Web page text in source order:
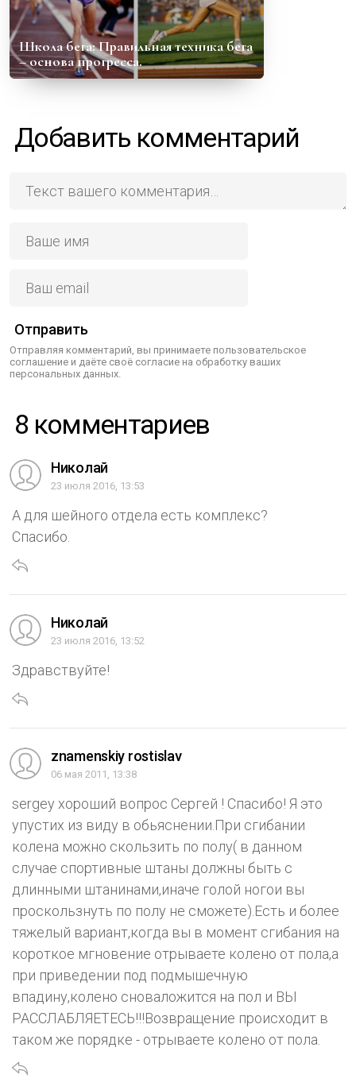
Школа бега: Правильная техника бега
– основа прогресса.
Добавить комментарий
Отправить
Отправляя комментарий, вы принимаете пользовательское
соглашение и даёте своё согласие на обработку ваших
персональных данных.
8 комментариев
Николай
23 июля 2016, 13:53
А для шейного отдела есть комплекс?
Спасибо.
Николай
23 июля 2016, 13:52
Здравствуйте!
znamenskiy rostislav
06 мая 2011, 13:38
sergey хороший вопрос Сергей ! Спасибо! Я это
упустих из виду в обьяснении.При сгибании
колена можно скользить по полу( в данном
случае спортивные штаны должны быть с
длинными штанинами,иначе голой ногои вы
проскользнуть по полу не сможете).Есть и более
тяжелый вариант,когда вы в момент сгибания на
короткое мгновение отрываете колено от пола,а
при приведении под подмышечную
впадину,колено сноваложится на пол и ВЫ
РАССЛАБЛЯЕТЕСЬ!!!Возвращение происходит в
таком же порядке - отрываете колено от пола.